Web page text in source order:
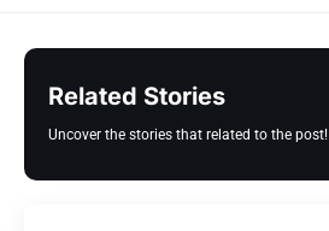
Related Stories
Uncover the stories that related to the post!